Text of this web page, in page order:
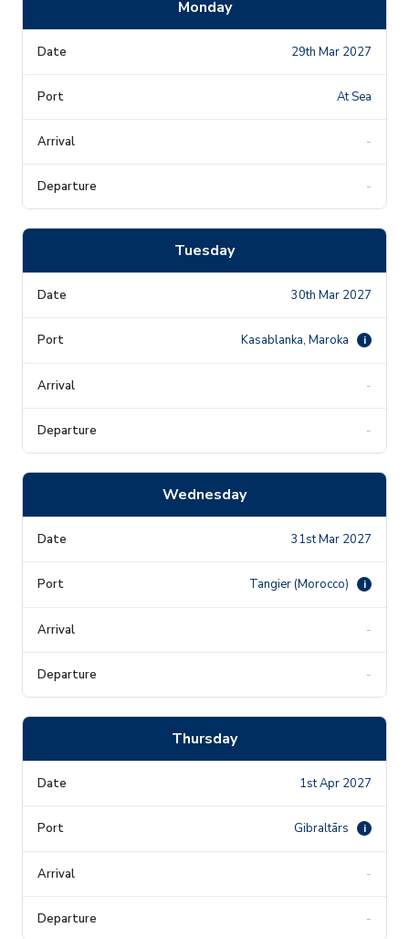
Monday
29th Mar 2027
At Sea
-
-
Tuesday
30th Mar 2027
Kasablanka, Maroka i
-
-
Wednesday
31st Mar 2027
Tangier (Morocco) i
-
-
Thursday
1st Apr 2027
Gibraltārs i
-
-